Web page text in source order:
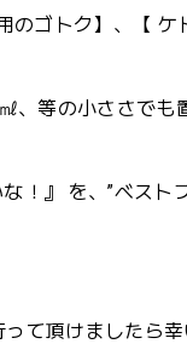
のゴトク】、【
、等の小ささでも
！』 を、”ベスト
って頂けましたら